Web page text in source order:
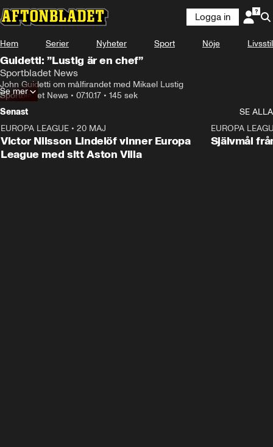
Logga in
Hem Serier Nyheter Sport Nöje Livsstil
Guidetti: ”Lustig är en chef”
Sportbladet News
John Guidetti om målfirandet med Mikael Lustig
Sportbladet News • 07.10.17 • 145 sek
Se mer
Senast
SE ALLA
EUROPA LEAGUE • 20 MAJ
Victor Nilsson Lindelöf vinner Europa
League med sitt Aston Villa
EUROPA
Självmål